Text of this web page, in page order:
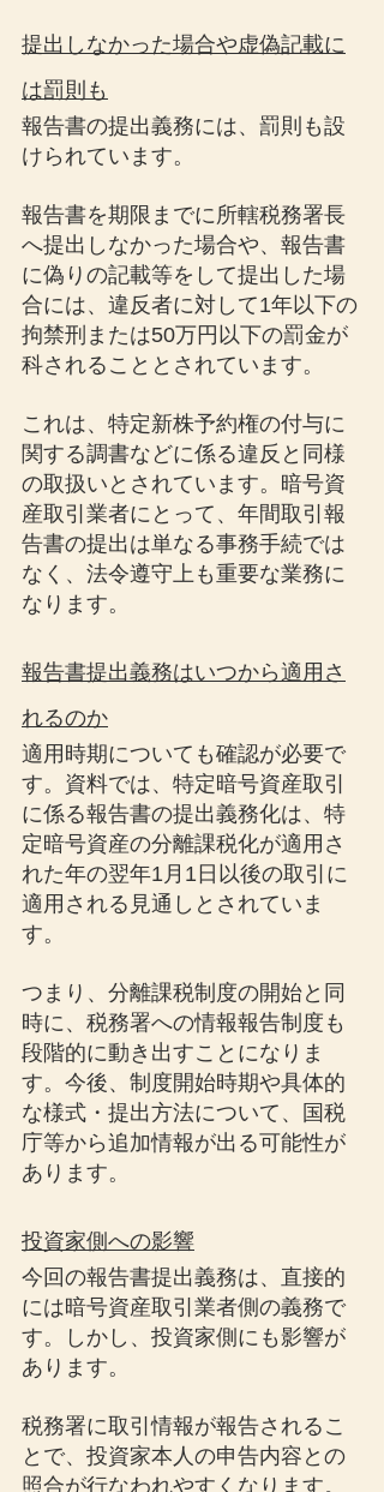
提出しなかった場合や虚偽記載に
は罰則も
報告書の提出義務には、罰則も設
けられています。
報告書を期限までに所轄税務署長
へ提出しなかった場合や、報告書
に偽りの記載等をして提出した場
合には、違反者に対して1年以下の
拘禁刑または50万円以下の罰金が
科されることとされています。
これは、特定新株予約権の付与に
関する調書などに係る違反と同様
の取扱いとされています。暗号資
産取引業者にとって、年間取引報
告書の提出は単なる事務手続では
なく、法令遵守上も重要な業務に
なります。
報告書提出義務はいつから適用さ
れるのか
適用時期についても確認が必要で
す。資料では、特定暗号資産取引
に係る報告書の提出義務化は、特
定暗号資産の分離課税化が適用さ
れた年の翌年1月1日以後の取引に
適用される見通しとされていま
す。
つまり、分離課税制度の開始と同
時に、税務署への情報報告制度も
段階的に動き出すことになりま
す。今後、制度開始時期や具体的
な様式・提出方法について、国税
庁等から追加情報が出る可能性が
あります。
投資家側への影響
今回の報告書提出義務は、直接的
には暗号資産取引業者側の義務で
す。しかし、投資家側にも影響が
あります。
税務署に取引情報が報告されるこ
とで、投資家本人の申告内容との
照合が行なわれやすくなります。